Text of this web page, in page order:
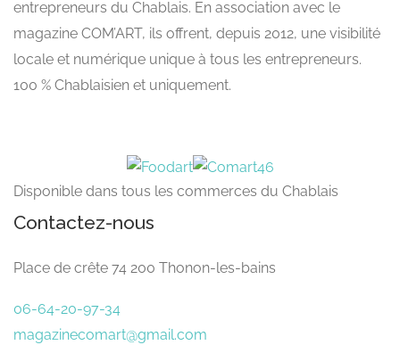
entrepreneurs du Chablais. En association avec le
magazine COM’ART, ils offrent, depuis 2012, une visibilité
locale et numérique unique à tous les entrepreneurs.
100 % Chablaisien et uniquement.
Disponible dans tous les commerces du Chablais
Contactez-nous
Place de crête 74 200 Thonon-les-bains
06-64-20-97-34
magazinecomart@gmail.com